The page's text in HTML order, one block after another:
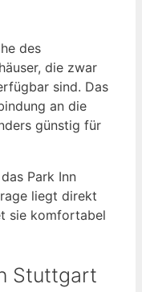
des
die zwar
sind. Das
an die
günstig für
Park Inn
liegt direkt
sie komfortabel
Stuttgart